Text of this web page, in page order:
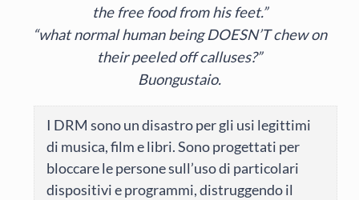
the free food from his feet.”
“what normal human being DOESN’T chew on
their peeled off calluses?”
Buongustaio.
I DRM sono un disastro per gli usi legittimi
di musica, film e libri. Sono progettati per
bloccare le persone sull’uso di particolari
dispositivi e programmi, distruggendo il